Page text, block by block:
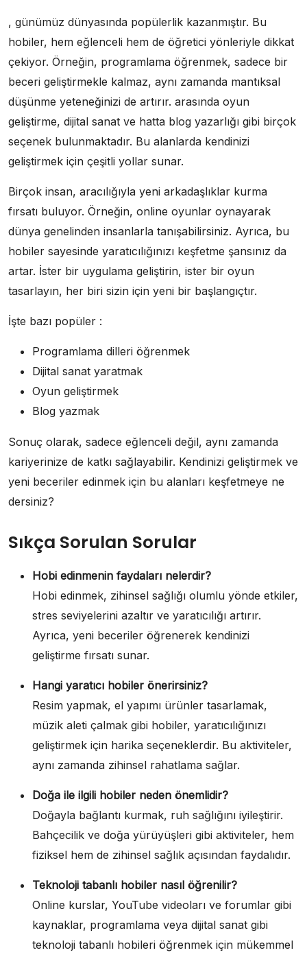
, günümüz dünyasında popülerlik kazanmıştır. Bu
hobiler, hem eğlenceli hem de öğretici yönleriyle dikkat
çekiyor. Örneğin, programlama öğrenmek, sadece bir
beceri geliştirmekle kalmaz, aynı zamanda mantıksal
düşünme yeteneğinizi de artırır. arasında oyun
geliştirme, dijital sanat ve hatta blog yazarlığı gibi birçok
seçenek bulunmaktadır. Bu alanlarda kendinizi
geliştirmek için çeşitli yollar sunar.
Birçok insan, aracılığıyla yeni arkadaşlıklar kurma
fırsatı buluyor. Örneğin, online oyunlar oynayarak
dünya genelinden insanlarla tanışabilirsiniz. Ayrıca, bu
hobiler sayesinde yaratıcılığınızı keşfetme şansınız da
artar. İster bir uygulama geliştirin, ister bir oyun
tasarlayın, her biri sizin için yeni bir başlangıçtır.
İşte bazı popüler :
Programlama dilleri öğrenmek
Dijital sanat yaratmak
Oyun geliştirmek
Blog yazmak
Sonuç olarak, sadece eğlenceli değil, aynı zamanda
kariyerinize de katkı sağlayabilir. Kendinizi geliştirmek ve
yeni beceriler edinmek için bu alanları keşfetmeye ne
dersiniz?
Sıkça Sorulan Sorular
Hobi edinmenin faydaları nelerdir?
Hobi edinmek, zihinsel sağlığı olumlu yönde etkiler,
stres seviyelerini azaltır ve yaratıcılığı artırır.
Ayrıca, yeni beceriler öğrenerek kendinizi
geliştirme fırsatı sunar.
Hangi yaratıcı hobiler önerirsiniz?
Resim yapmak, el yapımı ürünler tasarlamak,
müzik aleti çalmak gibi hobiler, yaratıcılığınızı
geliştirmek için harika seçeneklerdir. Bu aktiviteler,
aynı zamanda zihinsel rahatlama sağlar.
Doğa ile ilgili hobiler neden önemlidir?
Doğayla bağlantı kurmak, ruh sağlığını iyileştirir.
Bahçecilik ve doğa yürüyüşleri gibi aktiviteler, hem
fiziksel hem de zihinsel sağlık açısından faydalıdır.
Teknoloji tabanlı hobiler nasıl öğrenilir?
Online kurslar, YouTube videoları ve forumlar gibi
kaynaklar, programlama veya dijital sanat gibi
teknoloji tabanlı hobileri öğrenmek için mükemmel